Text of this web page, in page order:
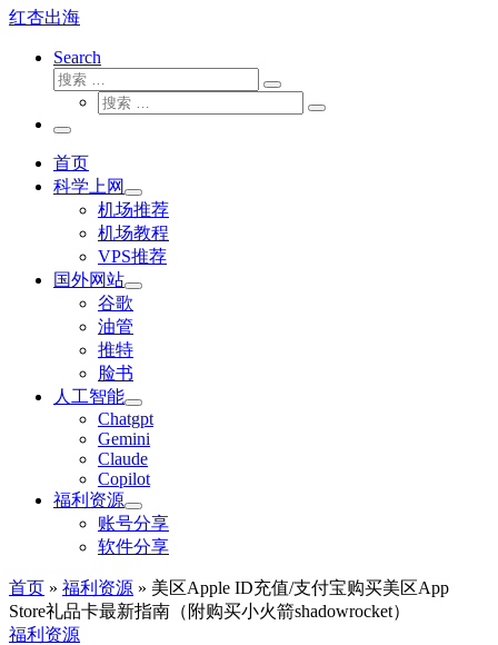
红杏出海
Search
搜
搜
索
搜
搜
主
菜
单
首页
科学上网
机场推荐
机场教程
VPS推荐
国外网站
谷歌
油管
推特
脸书
人工智能
Chatgpt
‎Gemini
Claude
Copilot
福利资源
账号分享
软件分享
首页 » 福利资源 » 美区Apple ID充值/支付宝购买美区App
Store礼品卡最新指南（附购买小火箭shadowrocket）
福利资源